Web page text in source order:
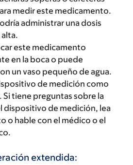
medir este medicamento.
administrar una dosis
este medicamento
en la boca o puede
un vaso pequeño de agua.
de medición como
Si tiene preguntas sobre la
dispositivo de medición, lea
o hable con el médico o el
extendida: